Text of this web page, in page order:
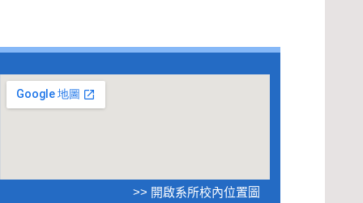
>> 開啟系所校內位置圖